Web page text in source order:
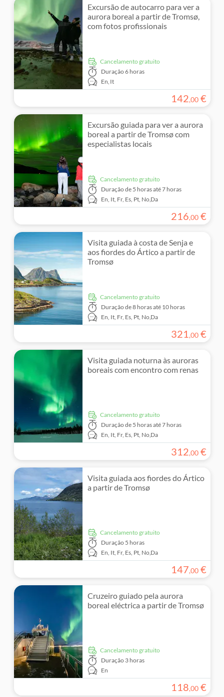
Excursão de autocarro para ver a
aurora boreal a partir de Tromsø,
com fotos profissionais
Cancelamento gratuito
Duração6 horas
En,It
142,00 €
Excursão guiada para ver a aurora
boreal a partir de Tromsø com
especialistas locais
Cancelamento gratuito
Duraçãode 5 horas até 7 horas
En, It, Fr, Es, Pt, No,Da
216,00 €
Visita guiada à costa de Senja e
aos fiordes do Ártico a partir de
Tromsø
Cancelamento gratuito
Duraçãode 8 horas até 10 horas
En, It, Fr, Es, Pt, No,Da
321 ,00 €
Visita guiada noturna às auroras
boreais com encontro com renas
Cancelamento gratuito
Duraçãode 5 horas até 7 horas
En, It, Fr, Es, Pt, No,Da
312,00 €
Visita guiada aos fiordes do Ártico
a partir de Tromsø
Cancelamento gratuito
Duração 5 horas
En, It, Fr, Es, Pt, No,Da
147,00 €
Cruzeiro guiado pela aurora
boreal eléctrica a partir de Tromsø
Cancelamento gratuito
Duração 3 horas
En
118,00 €